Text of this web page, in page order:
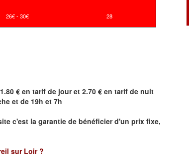
26€ - 30€ 28
€ en tarif de jour et 2.70 € en tarif de nuit
et de 19h et 7h
c'est la garantie de bénéficier d'un prix fixe,
sur Loir ?